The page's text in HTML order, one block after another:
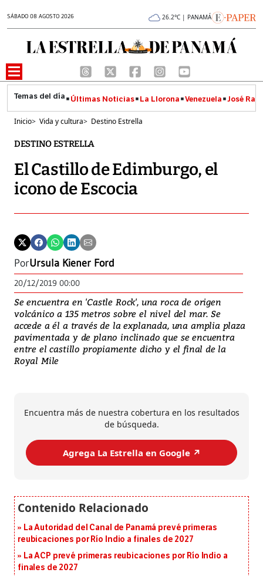
SÁBADO 08 AGOSTO 2026 26.2°C | PANAMÁ
Últimas Noticias La Llorona Venezuela José
Inicio> Vida y cultura> Destino Estrella
DESTINO ESTRELLA
El Castillo de Edimburgo, el
icono de Escocia
PorUrsula Kiener Ford
20/12/2019 00:00
Se encuentra en 'Castle Rock', una roca de origen
volcánico a 135 metros sobre el nivel del mar. Se
accede a él a través de la explanada, una amplia plaza
pavimentada y de plano inclinado que se encuentra
entre el castillo propiamente dicho y el final de la
Royal Mile
Encuentra más de nuestra cobertura en los resultados
de búsqueda.
Agrega La Estrella en Google ↗️
La Autoridad del Canal de Panamá prevé primeras
reubicaciones por Río Indio a finales de 2027
La ACP prevé primeras reubicaciones por Río Indio a
finales de 2027